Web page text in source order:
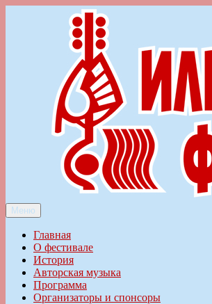
содержимому
Ильменский фестиваль авторской песни
Меню
Главная
О фестивале
История
Авторская музыка
Программа
Организаторы и спонсоры